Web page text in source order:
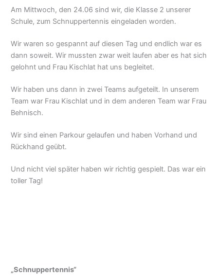
Am Mittwoch, den 24.06 sind wir, die Klasse 2 unserer
Schule, zum Schnuppertennis eingeladen worden.
Wir waren so gespannt auf diesen Tag und endlich war es
dann soweit. Wir mussten zwar weit laufen aber es hat sich
gelohnt und Frau Kischlat hat uns begleitet.
Wir haben uns dann in zwei Teams aufgeteilt. In unserem
Team war Frau Kischlat und in dem anderen Team war Frau
Behnisch.
Wir sind einen Parkour gelaufen und haben Vorhand und
Rückhand geübt.
Und nicht viel später haben wir richtig gespielt. Das war ein
toller Tag!
„Schnuppertennis“